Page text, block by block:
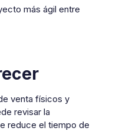
más ágil entre
venta físicos y
revisar la
reduce el tiempo de